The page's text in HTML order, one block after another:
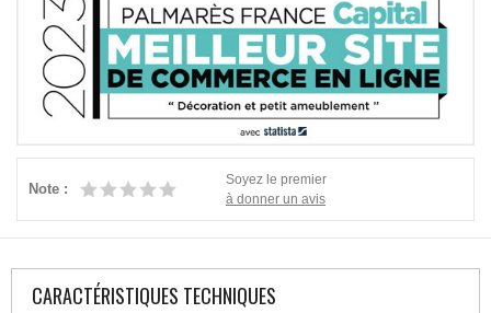
Note :
Soyez le premier
à donner un avis
CARACTÉRISTIQUES TECHNIQUES